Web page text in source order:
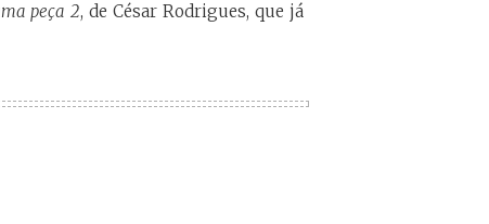
peça 2, de César Rodrigues, que já